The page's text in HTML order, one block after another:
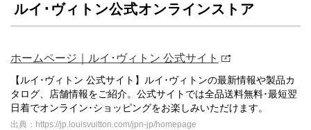
ルイ･ヴィトン公式オンラインストア
ホームページ｜ルイ･ヴィトン 公式サイト
【ルイ･ヴィトン 公式サイト】ルイ･ヴィトンの最新情報や製品カ
タログ、店舗情報をご紹介。公式サイトでは全品送料無料･最短翌
日着でオンライン･ショッピングをお楽しみいただけます。
出典：https://jp.louisvuitton.com/jpn-jp/homepage